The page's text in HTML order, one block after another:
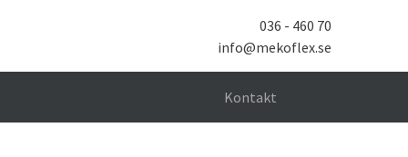
036 - 460 70
info@mekoflex.se
Kontakt